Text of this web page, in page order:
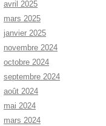
avril 2025
mars 2025
janvier 2025
novembre 2024
octobre 2024
septembre 2024
août 2024
mai 2024
mars 2024